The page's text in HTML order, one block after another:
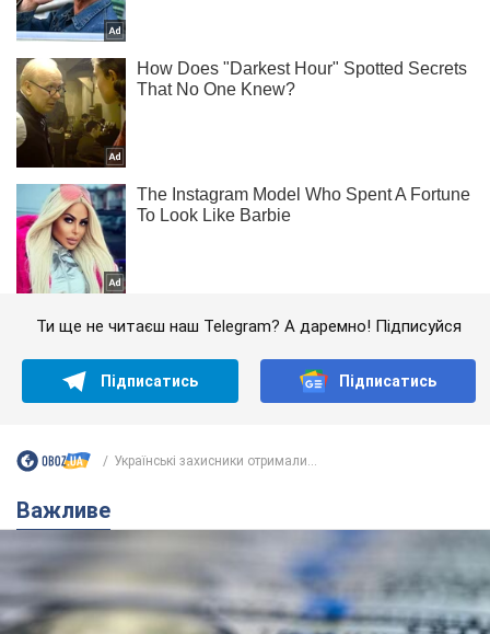
Ти ще не читаєш наш Telegram? А даремно! Підписуйся
Підписатись Підписатись
Українські захисники отримали...
Важливе